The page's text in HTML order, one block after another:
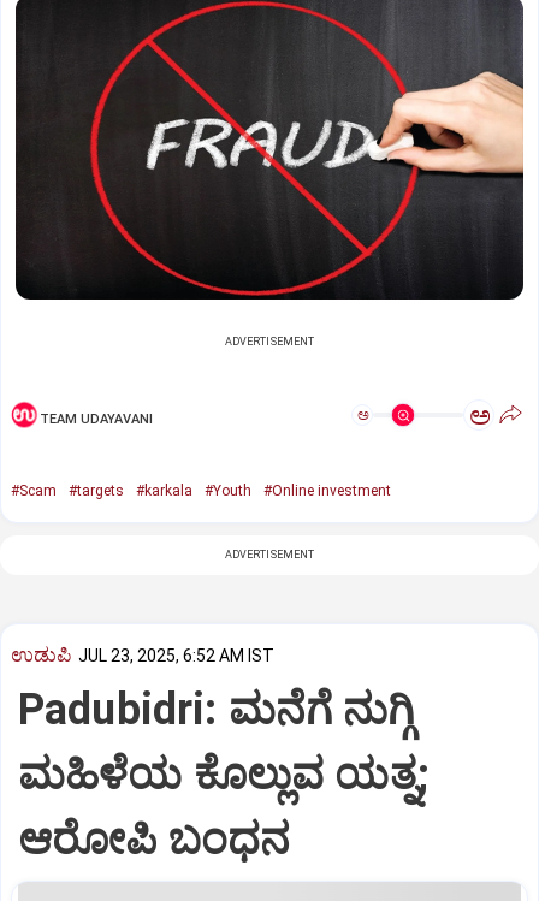
ADVERTISEMENT
TEAM UDAYAVANI ಅ ಅ
#Scam #targets #karkala #Youth #Online investment
ADVERTISEMENT
ಉಡುಪಿ JUL 23, 2025, 6:52 AM IST
Padubidri: ಮನೆಗೆ ನುಗ್ಗಿ
ಮಹಿಳೆಯ ಕೊಲ್ಲುವ ಯತ್ನ;
ಆರೋಪಿ ಬಂಧನ